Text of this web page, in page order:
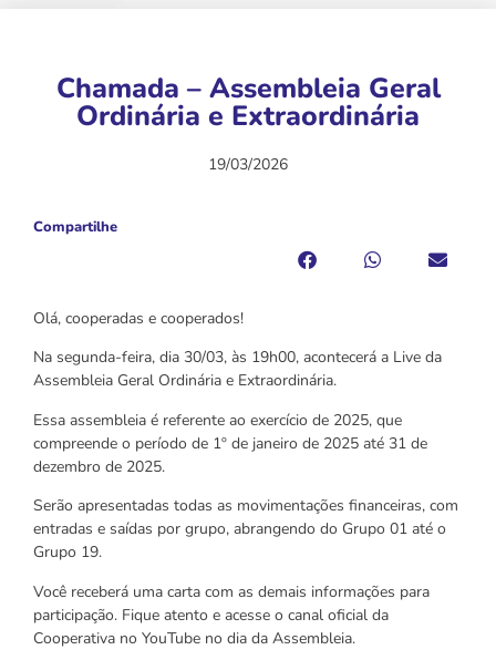
Chamada – Assembleia Geral
Ordinária e Extraordinária
19/03/2026
Compartilhe
Olá, cooperadas e cooperados!
Na segunda-feira, dia 30/03, às 19h00, acontecerá a Live da
Assembleia Geral Ordinária e Extraordinária.
Essa assembleia é referente ao exercício de 2025, que
compreende o período de 1º de janeiro de 2025 até 31 de
dezembro de 2025.
Serão apresentadas todas as movimentações financeiras, com
entradas e saídas por grupo, abrangendo do Grupo 01 até o
Grupo 19.
Você receberá uma carta com as demais informações para
participação. Fique atento e acesse o canal oficial da
Cooperativa no YouTube no dia da Assembleia.